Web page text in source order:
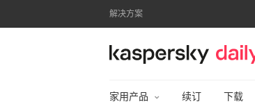
解决方案
卡巴斯基
家用产品 续订 下载